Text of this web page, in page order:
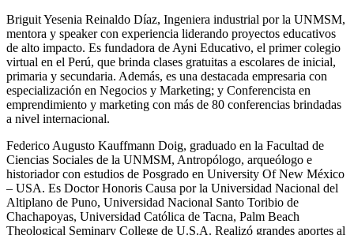
Briguit Yesenia Reinaldo Díaz, Ingeniera industrial por la UNMSM,
mentora y speaker con experiencia liderando proyectos educativos
de alto impacto. Es fundadora de Ayni Educativo, el primer colegio
virtual en el Perú, que brinda clases gratuitas a escolares de inicial,
primaria y secundaria. Además, es una destacada empresaria con
especialización en Negocios y Marketing; y Conferencista en
emprendimiento y marketing con más de 80 conferencias brindadas
a nivel internacional.
Federico Augusto Kauffmann Doig, graduado en la Facultad de
Ciencias Sociales de la UNMSM, Antropólogo, arqueólogo e
historiador con estudios de Posgrado en University Of New México
– USA. Es Doctor Honoris Causa por la Universidad Nacional del
Altiplano de Puno, Universidad Nacional Santo Toribio de
Chachapoyas, Universidad Católica de Tacna, Palm Beach
Theological Seminary College de U.S.A. Realizó grandes aportes al